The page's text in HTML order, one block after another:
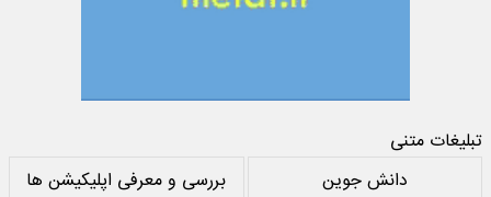
تبلیغات متنی
دانش جوین
بررسی و معرفی اپلیکیشن ها